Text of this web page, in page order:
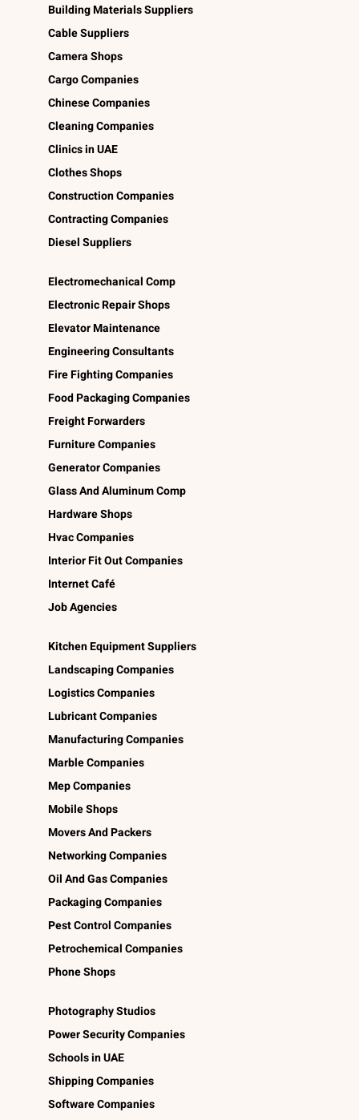
Building Materials Suppliers
Cable Suppliers
Camera Shops
Cargo Companies
Chinese Companies
Cleaning Companies
Clinics in UAE
Clothes Shops
Construction Companies
Contracting Companies
Diesel Suppliers
Electromechanical Comp
Electronic Repair Shops
Elevator Maintenance
Engineering Consultants
Fire Fighting Companies
Food Packaging Companies
Freight Forwarders
Furniture Companies
Generator Companies
Glass And Aluminum Comp
Hardware Shops
Hvac Companies
Interior Fit Out Companies
Internet Café
Job Agencies
Kitchen Equipment Suppliers
Landscaping Companies
Logistics Companies
Lubricant Companies
Manufacturing Companies
Marble Companies
Mep Companies
Mobile Shops
Movers And Packers
Networking Companies
Oil And Gas Companies
Packaging Companies
Pest Control Companies
Petrochemical Companies
Phone Shops
Photography Studios
Power Security Companies
Schools in UAE
Shipping Companies
Software Companies